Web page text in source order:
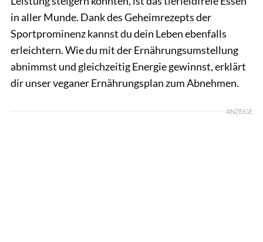
in aller Munde. Dank des Geheimrezepts der
Sportprominenz kannst du dein Leben ebenfalls
erleichtern. Wie du mit der Ernährungsumstellung
abnimmst und gleichzeitig Energie gewinnst, erklärt
dir unser veganer Ernährungsplan zum Abnehmen.
ANZEIGE